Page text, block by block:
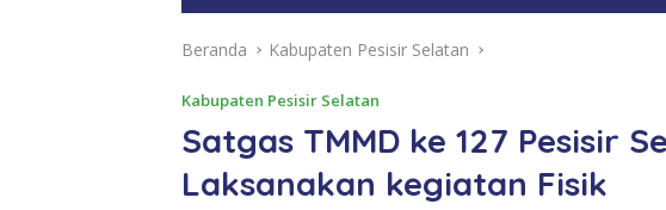
Beranda Kabupaten Pesisir Selatan
Kabupaten Pesisir Selatan
Satgas TMMD ke 127 Pesisir
Laksanakan kegiatan Fisik